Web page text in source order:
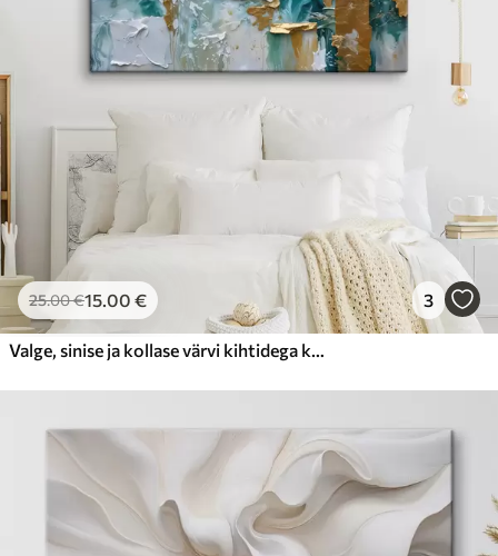
25.00€15.00 € 3
Valge, sinise ja kollase värvi kihtidega kooriv värv, mis loob abstraktse, tekstureeritud trükise